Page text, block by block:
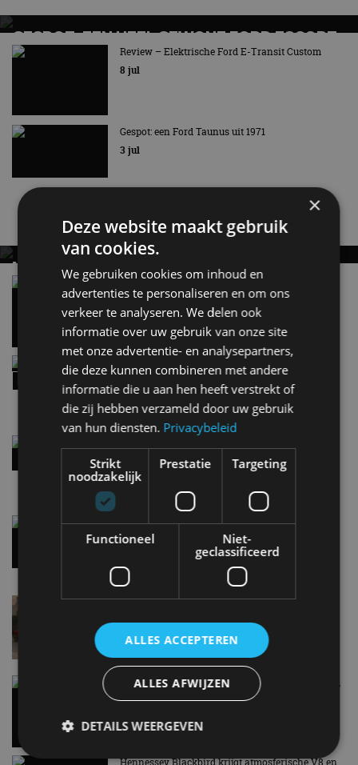
GESPOT: EEN HEEL GEWONE FORD ESCORT
ESTATE UIT 1977
Nu eens geen rallyauto
Review – Elektrische Ford E-Transit Custom
8 jul
Gespot: een Ford Taunus uit 1971
3 jul
Nieuwste berichten
MET KORTING NAAR EV EXPERIENCE 2026?
AUTORAI REGELT HET!
EV Experience 2026 van 24 tot 26 september
Vergelijking: BMW iX3 vs Volvo EX60 – Welke
moet je hebben?
28 mei
Review – Kia Niro Hybrid (2026), nog wel
relevant?
9:02
8:10
Gespot: een Chevrolet Corvette Z06
7 aug
Lamborghini Revuelto eert 60 jaar Miura met
6 aug
Carbon fibre op je laadkabel: nergens voor nodig,
Hennessey Blackbird krijgt atmosferische V8 en
×
Deze website maakt gebruik
van cookies.
We gebruiken cookies om inhoud en
advertenties te personaliseren en om ons
verkeer te analyseren. We delen ook
informatie over uw gebruik van onze site
met onze advertentie- en analysepartners,
die deze kunnen combineren met andere
informatie die u aan hen heeft verstrekt of
die zij hebben verzameld door uw gebruik
van hun diensten. Privacybeleid
Strikt
noodzakelijk
Prestatie Targeting
Functioneel
Niet-
geclassificeerd
ALLES ACCEPTEREN
ALLES AFWIJZEN
DETAILS WEERGEVEN